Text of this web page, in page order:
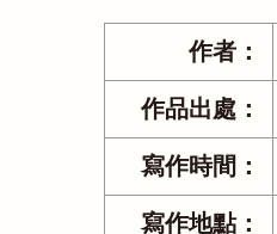
作者：
作品出處：
寫作時間：
寫作地點：